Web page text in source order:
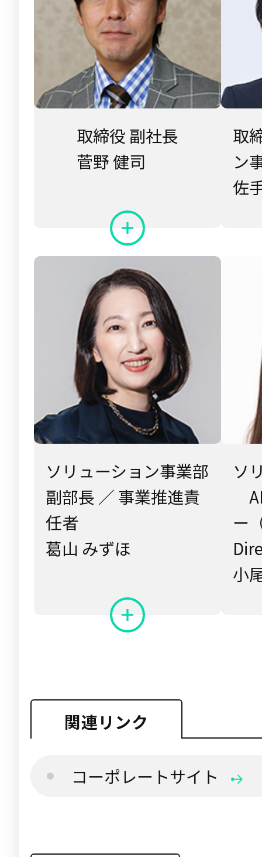
取締役 副社長
菅野 健司
取
ン
佐
ソリューション事業部
副部長 ／ 事業推進責
任者
葛山 みずほ
ソ
ー
小
関連リンク
コーポレートサイト